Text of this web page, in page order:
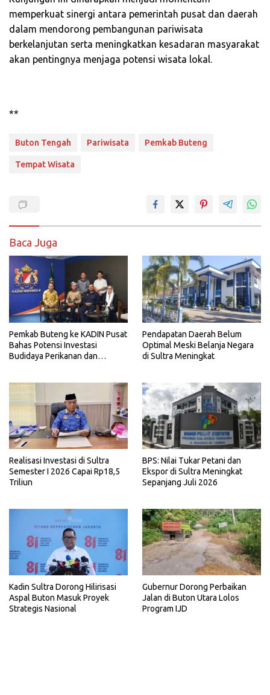
memperkuat sinergi antara pemerintah pusat dan daerah
dalam mendorong pembangunan pariwisata
berkelanjutan serta meningkatkan kesadaran masyarakat
akan pentingnya menjaga potensi wisata lokal.
**
Buton Tengah Pariwisata Pemkab Buteng
Tempat Wisata
Baca Juga
Pemkab Buteng ke KADIN Pusat
Bahas Potensi Investasi
Budidaya Perikanan dan
Pendapatan Daerah Belum
Optimal Meski Belanja Negara
di Sultra Meningkat
Realisasi Investasi di Sultra
Semester I 2026 Capai Rp18,5
Triliun
BPS: Nilai Tukar Petani dan
Ekspor di Sultra Meningkat
Sepanjang Juli 2026
Kadin Sultra Dorong Hilirisasi
Aspal Buton Masuk Proyek
Strategis Nasional
Gubernur Dorong Perbaikan
Jalan di Buton Utara Lolos
Program IJD